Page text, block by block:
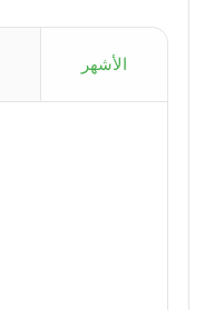
الأشهر